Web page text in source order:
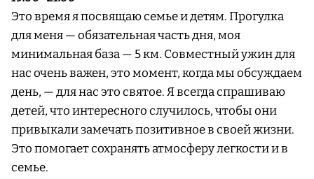
Это время я посвящаю семье и детям. Прогулка
для меня — обязательная часть дня, моя
минимальная база — 5 км. Совместный ужин для
нас очень важен, это момент, когда мы обсуждаем
день, — для нас это святое. Я всегда спрашиваю
детей, что интересного случилось, чтобы они
привыкали замечать позитивное в своей жизни.
Это помогает сохранять атмосферу легкости и в
семье.